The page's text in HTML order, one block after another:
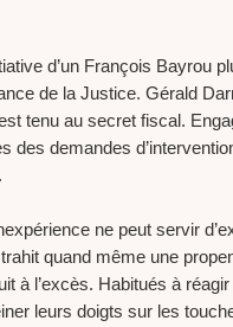
d’un François Bayrou
de la Justice. Gérald
tenu au secret fiscal.
des demandes
ne peut servir
quand même une
à l’excès. Habitués à
leurs doigts sur les